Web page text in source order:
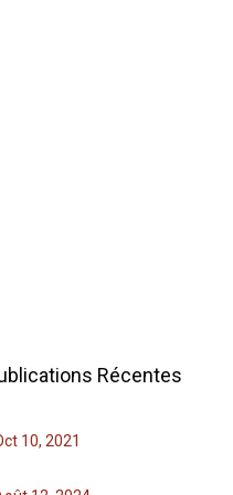
Récentes
10, 2021